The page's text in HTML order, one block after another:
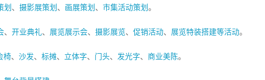
划、 摄影展策划、 画展策划、 市集活动策划。
、 开业典礼、 展览展示会、 摄影展览、 促销活动、 展览特装搭建等活动。
椅、 沙发、 标摊、 立体字、 门头、 发光字、 商业美陈。